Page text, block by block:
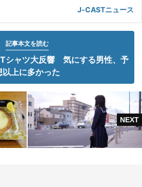
J-CASTニュース
記事本文を読む
Tシャツ大反響 気にする男性、予
以上に多かった